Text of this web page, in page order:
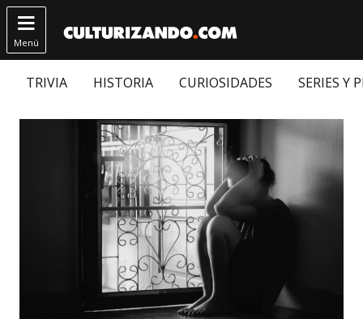

Menú
TRIVIA HISTORIA CURIOSIDADES SERIES Y